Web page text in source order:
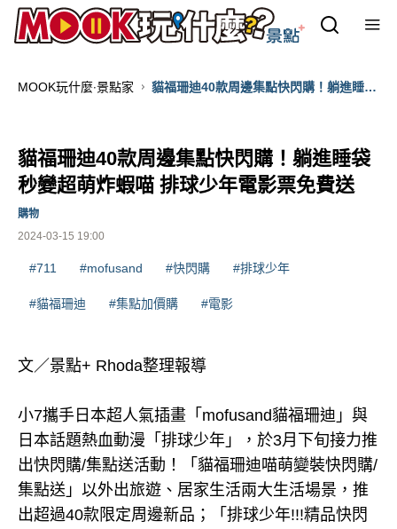
MOOK玩什麼‧景點家
貓福珊迪40款周邊集點快閃購！躺進睡袋
貓福珊迪40款周邊集點快閃購！躺進睡袋
秒變超萌炸蝦喵 排球少年電影票免費送
2024-03-15 19:00
購物
#711 #mofusand #快閃購 #排球少年
#貓福珊迪 #集點加價購 #電影
文／景點+ Rhoda整理報導
小7攜手日本超人氣插畫「mofusand貓福珊迪」與
日本話題熱血動漫「排球少年」，於3月下旬接力推
出快閃購/集點送活動！「貓福珊迪喵萌變裝快閃購/
集點送」以外出旅遊、居家生活兩大生活場景，推
出超過40款限定周邊新品；「排球少年!!!精品快閃